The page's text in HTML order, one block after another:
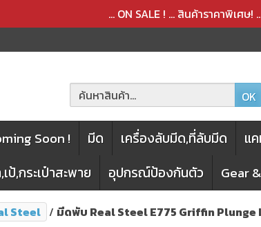
... ON SALE ! ... สินค้าราคาพิเศษ!
OK
Soon ! มีด เครื่องลับมีด,ที่ลับมีด แ
เป้,กระเป๋าสะพาย อุปกรณ์ป้องกันตัว Gear
Steel มีดพับ Real Steel E775 Griffin Plunge
สินค้าได้เพิ่มลงในตะกร้าเรียบร้อยแล้ว
สินค้าได้ถูกลบออกจากตะกร้าเรียบร้อยแล้ว